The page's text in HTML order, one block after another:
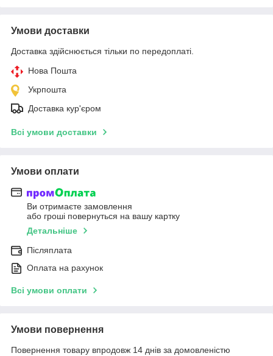
Умови доставки
Доставка здійснюється тільки по передоплаті.
Нова Пошта
Укрпошта
Доставка кур'єром
Всі умови доставки
Умови оплати
Ви отримаєте замовлення
або гроші повернуться на вашу картку
Детальніше
Післяплата
Оплата на рахунок
Всі умови оплати
Умови повернення
Повернення товару впродовж 14 днів за домовленістю